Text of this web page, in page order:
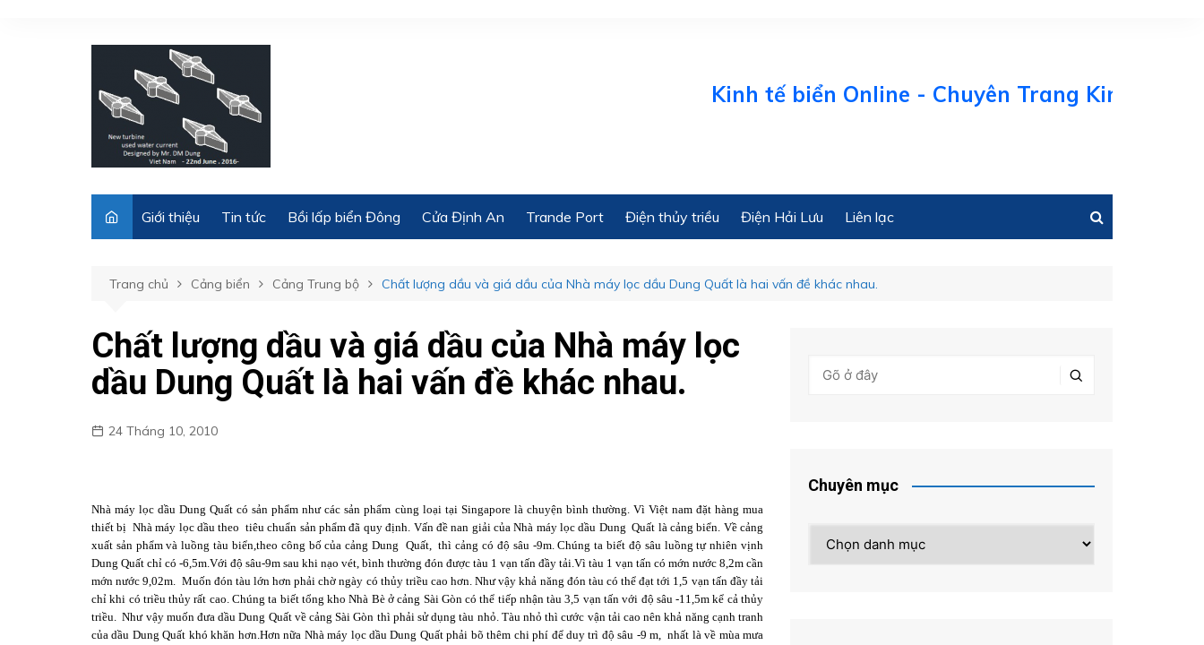
Kinh tế biển Online - Chuyên Trang Kinh tế Biển Việt
Giới thiệu Tin tức Bồi lấp biển Đông Cửa Định An Trande Port Điện thủy triều Điện Hải Lưu Liên lạc
Trang chủ Cảng biển Cảng Trung bộ Chất lượng dầu và giá dầu của Nhà máy lọc dầu Dung Quất là hai vấn đề khác nhau.
Chất lượng dầu và giá dầu của Nhà máy lọc
dầu Dung Quất là hai vấn đề khác nhau.
24 Tháng 10, 2010
Nhà máy lọc dầu Dung Quất có sản phẩm như các sản phẩm cùng loại tại Singapore là chuyện bình thường. Vì Việt nam đặt hàng mua
thiết bị Nhà máy lọc dầu theo tiêu chuẩn sản phẩm đã quy định. Vấn đề nan giải của Nhà máy lọc dầu Dung Quất là cảng biển. Về cảng
xuất sản phẩm và luồng tàu biển,theo công bố của cảng Dung Quất, thì cảng có độ sâu -9m. Chúng ta biết độ sâu luồng tự nhiên vịnh
Dung Quất chỉ có -6,5m.Với độ sâu-9m sau khi nạo vét, bình thường đón được tàu 1 vạn tấn đầy tải.Vì tàu 1 vạn tấn có mớn nước 8,2m cần
mớn nước 9,02m. Muốn đón tàu lớn hơn phải chờ ngày có thủy triều cao hơn. Như vậy khả năng đón tàu có thể đạt tới 1,5 vạn tấn đầy tải
chỉ khi có triều thủy rất cao. Chúng ta biết tổng kho Nhà Bè ở cảng Sài Gòn có thể tiếp nhận tàu 3,5 vạn tấn với độ sâu -11,5m kể cả thủy
triều. Như vậy muốn đưa dầu Dung Quất về cảng Sài Gòn thì phải sử dụng tàu nhỏ. Tàu nhỏ thì cước vận tải cao nên khả năng cạnh tranh
của dầu Dung Quất khó khăn hơn.Hơn nữa Nhà máy lọc dầu Dung Quất phải bõ thêm chi phí để duy trì độ sâu -9 m, nhất là về mùa mưa
Chuyên mục
mục